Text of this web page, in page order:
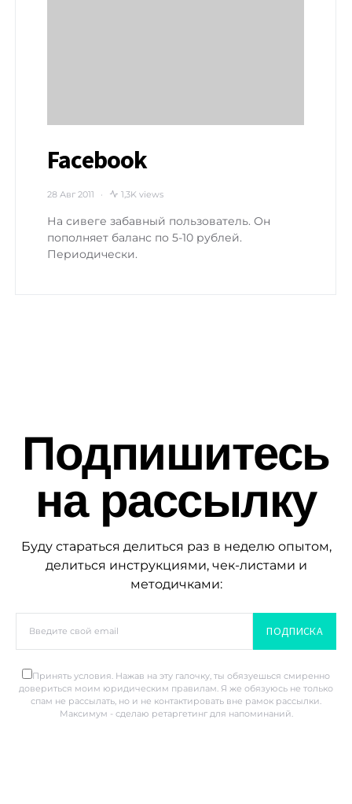
Facebook
28 Авг 2011 1,3K views
На сивеге забавный пользователь. Он
пополняет баланс по 5-10 рублей.
Периодически.
Подпишитесь
на рассылку
Буду стараться делиться раз в неделю опытом,
делиться инструкциями, чек-листами и
методичками:
ПОДПИСКА
Принять условия. Нажав на эту галочку, ты обязуешься смиренно
довериться моим юридическим правилам. Я же обязуюсь не только
спам не рассылать, но и не контактировать вне рамок рассылки.
Максимум - сделаю ретаргетинг для напоминаний.